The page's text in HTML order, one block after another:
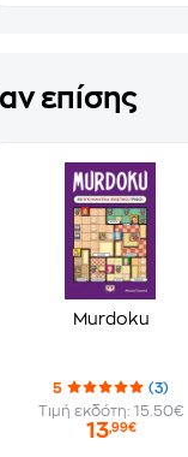
επίσης
Murdoku
5
(3)
Τιμή εκδότη: 15.50€
13,99€